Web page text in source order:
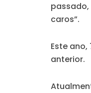
caros”.
Este
anterior.